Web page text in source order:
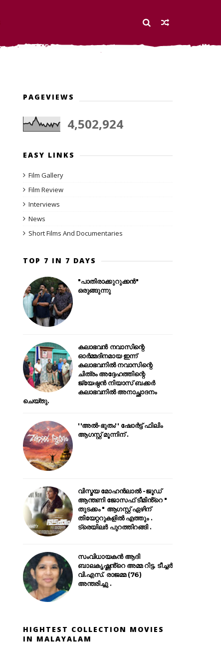
PAGEVIEWS
4,502,924
EASY LINKS
Film Gallery
Film Review
Interviews
News
Short Films And Documentaries
TOP 7 IN 7 DAYS
"പാതിരാക്കുറുക്കൻ"
ഒരുങ്ങുന്നു
കലാഭവൻ നവാസിന്റെ
ഓർമ്മദിനമായ ഇന്ന്
കലാഭവനിൽ നവാസിന്റെ
ചിത്രം അദ്ദേഹത്തിന്റെ
ജ്യേഷ്ഠൻ നിയാസ് ബക്കർ
കലാഭവനിൽ അനാച്ഛാദനം
ചെയ്തു.
''അൽ-ഭുതം'' ഷോർട്ട് ഫിലിം
ആഗസ്റ്റ് മൂന്നിന് .
വിസ്മയ മോഹൻലാൽ -ജൂഡ്
ആന്തണി ജോസഫ് ടീമിൻ്റെ "
തുടക്കം " ആഗസ്റ്റ് ഏഴിന്
തിയേറ്ററുകളിൽ എത്തും .
ട്രെയിലർ പുറത്തിറങ്ങി .
സംവിധായകൻ ആദി
ബാലകൃഷ്ണൻ്റെ അമ്മ റിട്ട. ടീച്ചർ
വി.എസ്. രാജമ്മ (76)
അന്തരിച്ചു .
HIGHTEST COLLECTION MOVIES
IN MALAYALAM